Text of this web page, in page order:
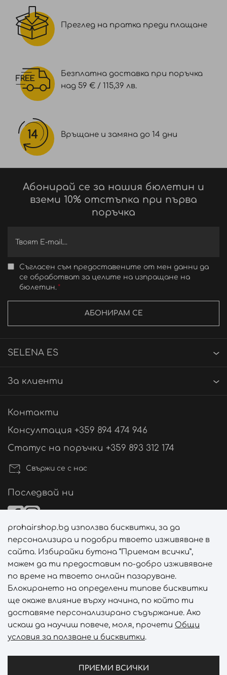
Преглед на пратка преди плащане
Безплатна доставка при поръчка
над 59 € / 115,39 лв.
Връщане и замяна до 14 дни
Абонирай се за нашия бюлетин и
вземи 10% отстъпка при първа
поръчка
Съгласен съм предоставените от мен данни да
се обработват за целите на изпращане на
бюлетин.
АБОНИРАМ СЕ
SELENA ES
За клиенти
Контакти
Консултация +359 894 474 946
Статус на поръчки +359 893 312 174
Свържи се с нас
Последвай ни
Начини на плащане
Начини на доставка
Отключи ексклузивни отстъпки и лимитирани
prohairshop.bg използва бисквитки, за да
персонализира и подобри твоето изживяване в
сайта. Избирайки бутона “Приемам всички”,
можем да ти предоставим по-добро изживяване
по време на твоето онлайн пазаруване.
Блокирането на определени типове бисквитки
ще окаже влияние върху начина, по който ти
доставяме персонализирано съдържание. Ако
искаш да научиш повече, моля, прочети Общи
условия за ползване и бисквитки.
ПРИЕМИ ВСИЧКИ